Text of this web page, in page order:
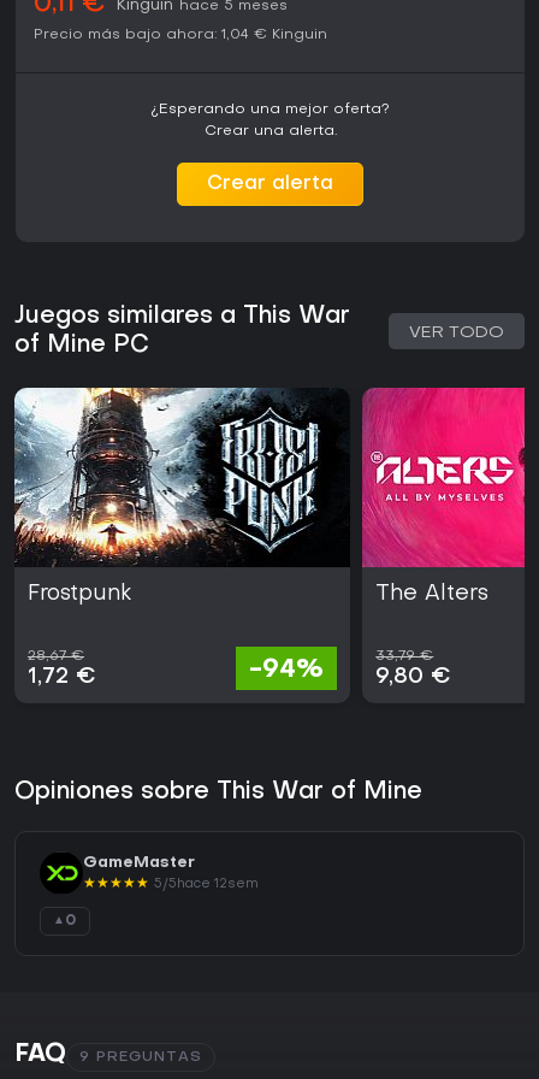
en un entorno bélico te llaman, es una opción sólida; si no,
su intensidad podría abrumarte.
0,11 € Kinguin
hace 5 meses
Precio más bajo ahora: 1,04 € Kinguin
¿Esperando una mejor oferta?
Crear una alerta.
Crear alerta
Juegos similares a This War
of Mine PC
VER TODO
Frostpunk
28,67 €
1,72 € -94%
The Alters
33,79 €
9,80 €
Opiniones sobre This War of Mine
GameMaster
★★★★★ 5/5hace 12sem
▲ 0
FAQ 9 PREGUNTAS